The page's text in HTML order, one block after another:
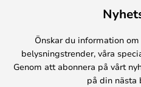
Önskar du information
belysningstrender, våra
Genom att abonnera på vårt
på din nästa